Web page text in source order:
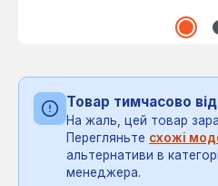
Товар тимчасово
На жаль, цей товар
Перегляньте схожі
альтернативи в
менеджера.